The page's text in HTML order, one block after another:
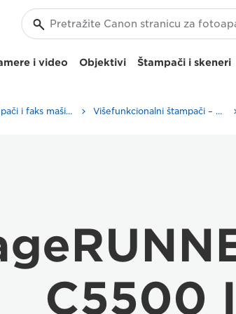
i video Objektivi Štampači i skeneri
Poslovni štampači i faks mašine Višefunkcionalni štampači – višenamenski štampači
C5500